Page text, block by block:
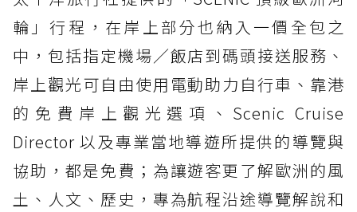
輪」行程，在岸上部分也納入一價全包之
中，包括指定機場／飯店到碼頭接送服務、
岸上觀光可自由使用電動助力自行車、靠港
的免費岸上觀光選項、Scenic Cruise
Director 以及專業當地導遊所提供的導覽與
協助，都是免費；為讓遊客更了解歐洲的風
土、人文、歷史，專為航程沿途導覽解說和